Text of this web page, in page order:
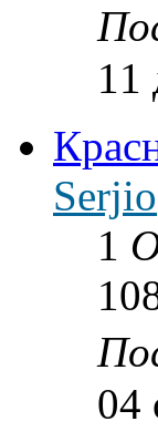
11
Serjio
1
04